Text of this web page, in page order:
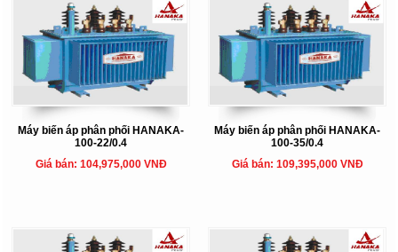
Máy biến áp phân phối HANAKA-
100-22/0.4
Giá bán: 104,975,000 VNĐ
Máy biến áp phân phối HANAKA-
100-35/0.4
Giá bán: 109,395,000 VNĐ